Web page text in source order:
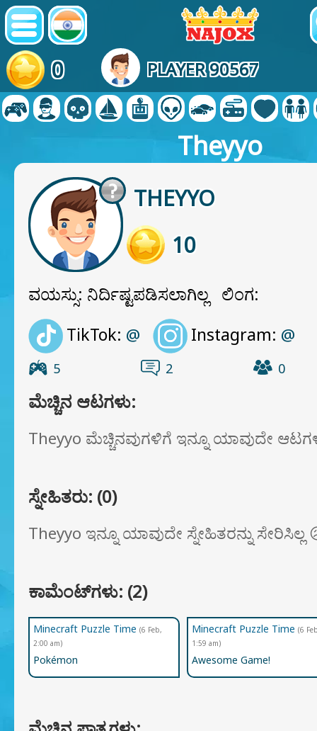
0 PLAYER 90567
Theyyo
THEYYO
10
ವಯಸ್ಸು: ನಿರ್ದಿಷ್ಟಪಡಿಸಲಾಗಿಲ್ಲ ಲಿಂಗ:
TikTok: @ Instagram: @
5 2 0
ಮೆಚ್ಚಿನ ಆಟಗಳು:
Theyyo ಮೆಚ್ಚಿನವುಗಳಿಗೆ ಇನ್ನೂ ಯಾವುದೇ
ಸ್ನೇಹಿತರು: (0)
Theyyo ಇನ್ನೂ ಯಾವುದೇ ಸ್ನೇಹಿತರನ್ನು ಸೇರಿಸಿಲ್ಲ
ಕಾಮೆಂಟ್‌ಗಳು: (2)
Minecraft Puzzle Time (6 Feb,
2:00 am)
Pokémon
Minecraft Puzzle Time (6
1:59 am)
Awesome Game!